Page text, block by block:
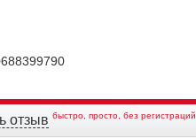
отзыв быстро, просто, без регистраций